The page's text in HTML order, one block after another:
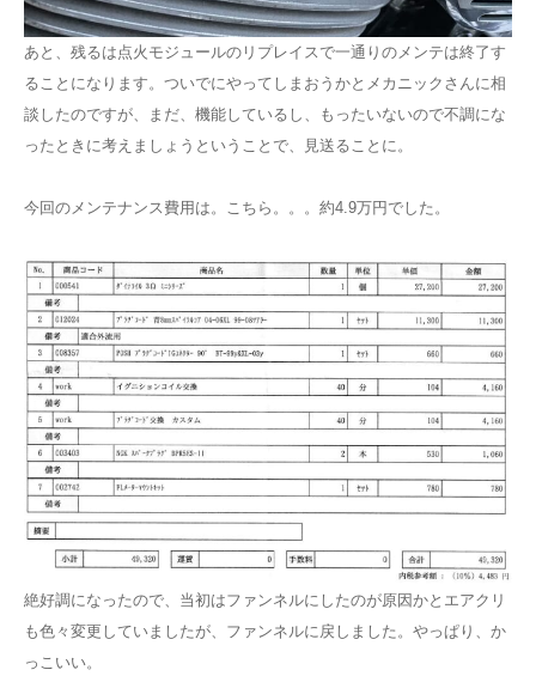
あと、残るは点火モジュールのリプレイスで一通りのメンテは終了す
ることになります。ついでにやってしまおうかとメカニックさんに相
談したのですが、まだ、機能しているし、もったいないので不調にな
ったときに考えましょうということで、見送ることに。
今回のメンテナンス費用は。こちら。。。約4.9万円でした。
絶好調になったので、当初はファンネルにしたのが原因かとエアクリ
も色々変更していましたが、ファンネルに戻しました。やっぱり、か
っこいい。